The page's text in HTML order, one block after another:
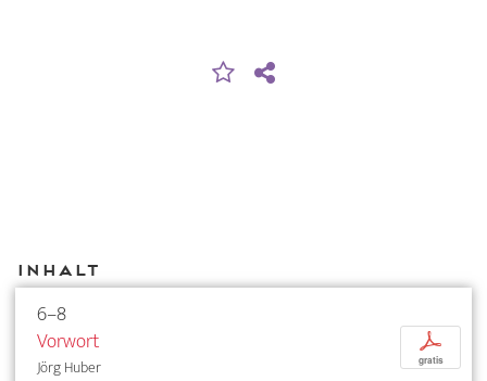
Inhalt
6–8
Vorwort
Jörg Huber
p
gratis